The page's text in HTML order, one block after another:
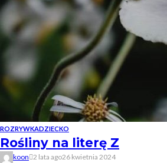
ROZRYWKADZIECKO
Rośliny na literę Z
koon 2 lata ago26 kwietnia 2024